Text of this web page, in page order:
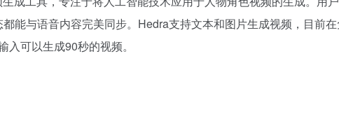
能与语音内容完美同步。Hedra支持文本和图片生成视频，目前
可以生成90秒的视频。